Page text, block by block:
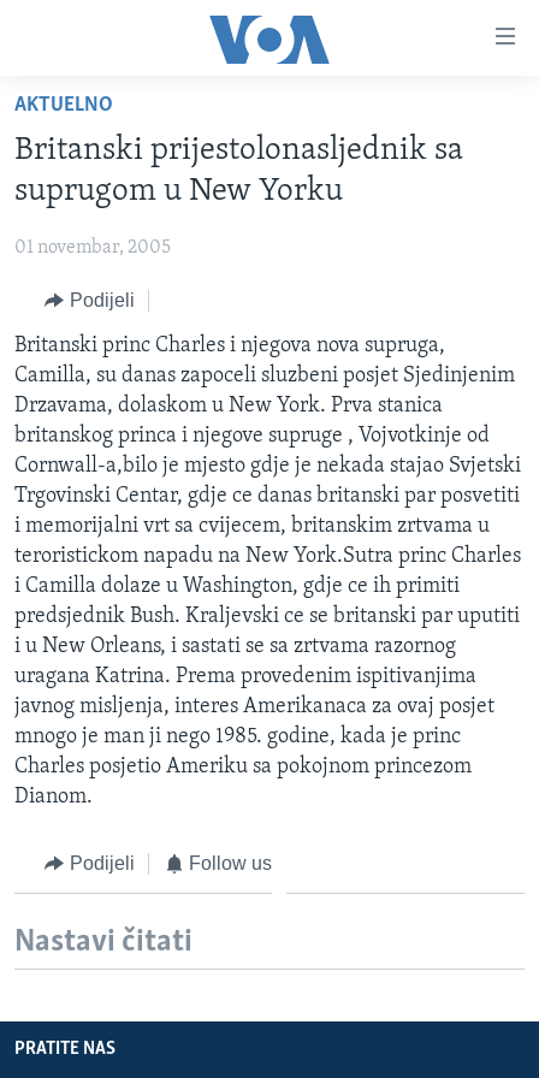
glavni
sadržaj
na
glavnu
pretragu
TV PROGRAM
FOTOGRAFIJE DANA
VIJESTI
SJEDINJENE AMERIČKE DRŽAVE
BOSNA I HERCEGOVINA
SVIJET
NAUKA I TEHNOLOGIJA
SPECIJALNI PROJEKTI
KORUPCIJA
SLOBODA MEDIJA
ŽENSKA STRANA
IZBJEGLIČKA STRANA
MAGAZIN
O GLASU AMERIKE
Learning English
PRATITE NAS
AKTUELNO
Britanski prijestolonasljednik sa
suprugom u New Yorku
01 novembar, 2005
Podijeli
Britanski princ Charles i njegova nova supruga,
Camilla, su danas zapoceli sluzbeni posjet Sjedinjenim
Drzavama, dolaskom u New York. Prva stanica
britanskog princa i njegove supruge , Vojvotkinje od
Cornwall-a,bilo je mjesto gdje je nekada stajao Svjetski
Trgovinski Centar, gdje ce danas britanski par posvetiti
i memorijalni vrt sa cvijecem, britanskim zrtvama u
teroristickom napadu na New York.Sutra princ Charles
i Camilla dolaze u Washington, gdje ce ih primiti
predsjednik Bush. Kraljevski ce se britanski par uputiti
i u New Orleans, i sastati se sa zrtvama razornog
uragana Katrina. Prema provedenim ispitivanjima
javnog misljenja, interes Amerikanaca za ovaj posjet
mnogo je man ji nego 1985. godine, kada je princ
Charles posjetio Ameriku sa pokojnom princezom
Dianom.
Podijeli Follow us
Nastavi čitati
PRATITE NAS